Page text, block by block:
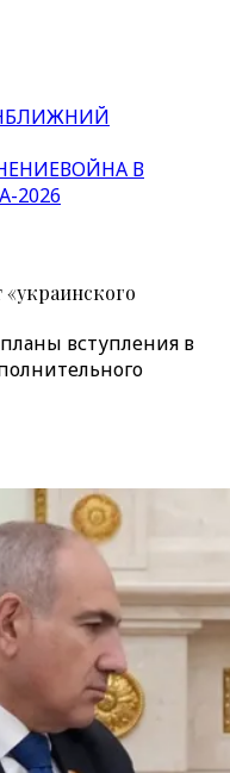
БЛИЖНИЙ
ВОЙНА В
2026
вступления в